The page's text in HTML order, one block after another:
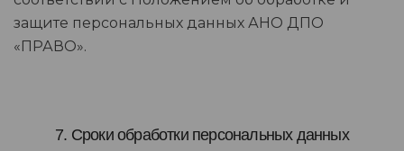
защите персональных данных АНО ДПО
«ПРАВО».
7. Сроки обработки персональных данных